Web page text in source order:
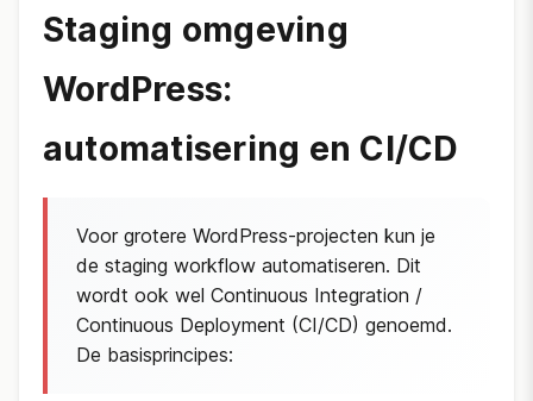
Staging omgeving
WordPress:
automatisering en CI/CD
Voor grotere WordPress-projecten kun je
de staging workflow automatiseren. Dit
wordt ook wel Continuous Integration /
Continuous Deployment (CI/CD) genoemd.
De basisprincipes: